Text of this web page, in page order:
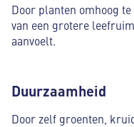
Door planten omhoog
van een grotere
aanvoelt.
Duurzaamheid
Door zelf groenten,